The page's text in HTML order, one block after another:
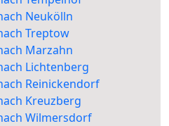
Neukölln
Treptow
Marzahn
Lichtenberg
Reinickendorf
Kreuzberg
Wilmersdorf